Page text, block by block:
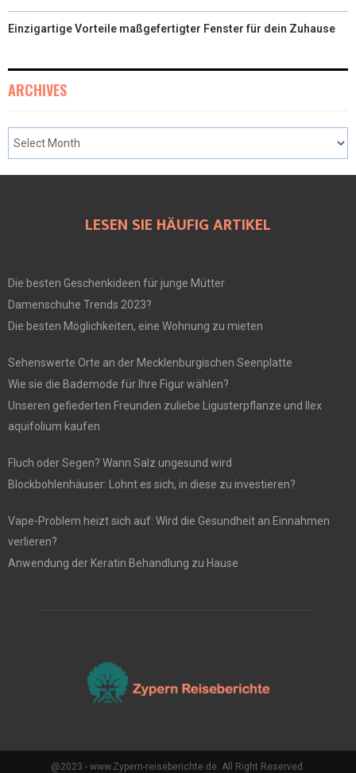
Einzigartige Vorteile maßgefertigter Fenster für dein Zuhause
ARCHIVES
LESEN SIE HÄUFIG ARTIKEL
Die besten Geschenkideen für junge Mütter
Damenschuhe Trends 2023?
Die besten Möglichkeiten, eine Wohnung zu mieten
Sehenswerte Orte an der Mecklenburgischen Seenplatte
Wie sie die Bademode für Ihre Figur wählen?
Unseren gefiederten Freunden zuliebe Ligusterpflanze und Ilex
aquifolium kaufen
Fluch oder Segen? Wann Salz ungesund wird
Blockbohlenhäuser: Lohnt es sich, in diese zu investieren?
Vape-Problem heizt sich auf: Wird die Gesundheit an Einnahmen
verlieren?
Anwendung der Keratin Behandlung zu Hause
@2023 - www.Zypern-reiseberichte.de. All Right Reserved.